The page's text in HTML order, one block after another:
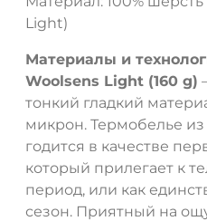
Light)
Материалы и
Woolsens Light (160 g)
тонкий гладкий
микрон. Термобелье из
годится в качестве
который прилегает к
период, или как
сезон. Приятный на